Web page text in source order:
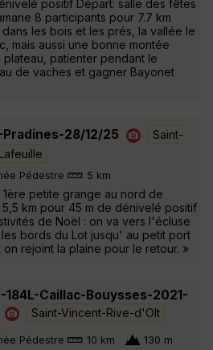
positif Départ: salle des fêtes
8 participants pour 7.7 km
les bois et les prés, la vallée le
mais aussi une bonne montée
patienter pendant le
de vaches et gagner Bayonet
Pradines-28/12/25
Saint-
Pédestre 5 km
1ère petite grange au nord de
5,5 km pour 45 m de dénivelé positif
de Noël : on va vers l'écluse
bords du Lot jusqu' au petit port
rejoint la plaine pour le retour. »
184L-Caillac-Bouysses-2021-
Saint-Vincent-Rive-d'Olt
Pédestre 10 km 130 m